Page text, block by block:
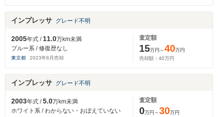
インプレッサ グレード不明
2005年式 /11.0万km未満
ブルー系 / 修復歴なし
東京都 2023年6 月売却
査定額
15万円～40万円
売却額： 40万円
インプレッサ グレード不明
2003年式 /5.0万km未満
ホワイト系 / わからない・おぼえていない
査定額
0万円～30万円